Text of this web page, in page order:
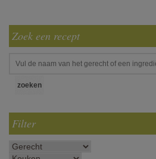
Zoek een recept
Filter